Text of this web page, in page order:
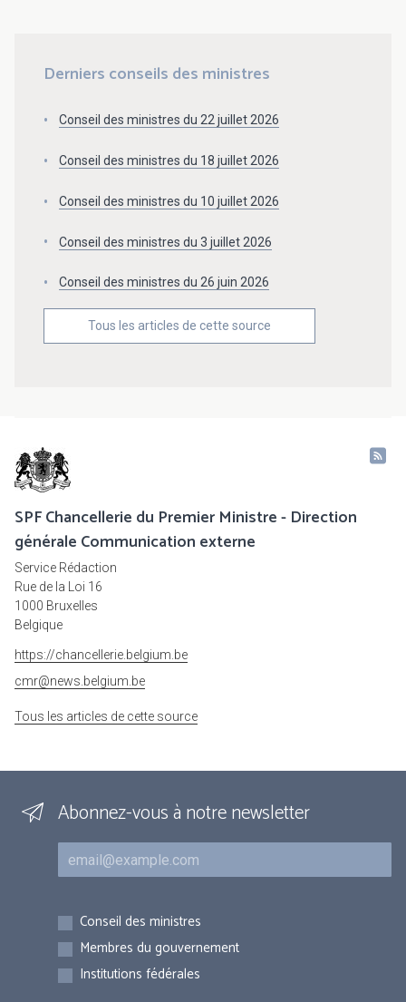
Derniers conseils des ministres
Conseil des ministres du 22 juillet 2026
Conseil des ministres du 18 juillet 2026
Conseil des ministres du 10 juillet 2026
Conseil des ministres du 3 juillet 2026
Conseil des ministres du 26 juin 2026
Tous les articles de cette source
SPF Chancellerie du Premier Ministre - Direction
générale Communication externe
Service Rédaction
Rue de la Loi 16
1000 Bruxelles
Belgique
https://chancellerie.belgium.be
cmr@news.belgium.be
Tous les articles de cette source
Abonnez-vous à notre newsletter
Courriel
Inscriptions
Conseil des ministres
Membres du gouvernement
Institutions fédérales